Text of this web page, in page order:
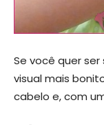
Se você quer
visual mais
cabelo e, com